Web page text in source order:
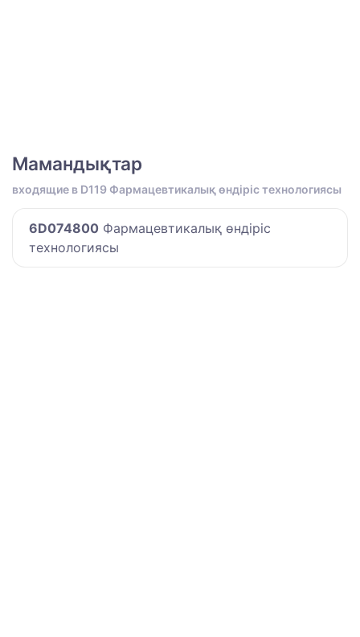
Мамандықтар
входящие в D119 Фармацевтикалық өндіріс технологиясы
6D074800 Фармацевтикалық өндіріс
технологиясы